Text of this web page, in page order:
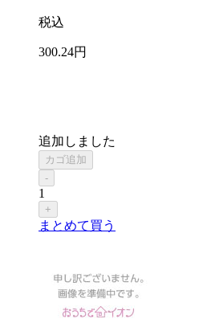
税込
300.24円
追加しました
カゴ追加
-
1
+
まとめて買う